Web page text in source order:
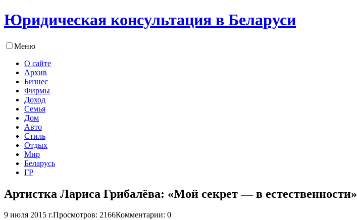
Юридическая консультация в Беларуси
Меню
О сайте
Архив
Бизнес
Фирмы
Доход
Семья
Дом
Авто
Стиль
Отдых
Мир
Беларусь
ГР
Артистка Лариса Грибалёва: «Мой секрет — в естественности»
9 июля 2015 г.Просмотров: 2166Комментарии: 0